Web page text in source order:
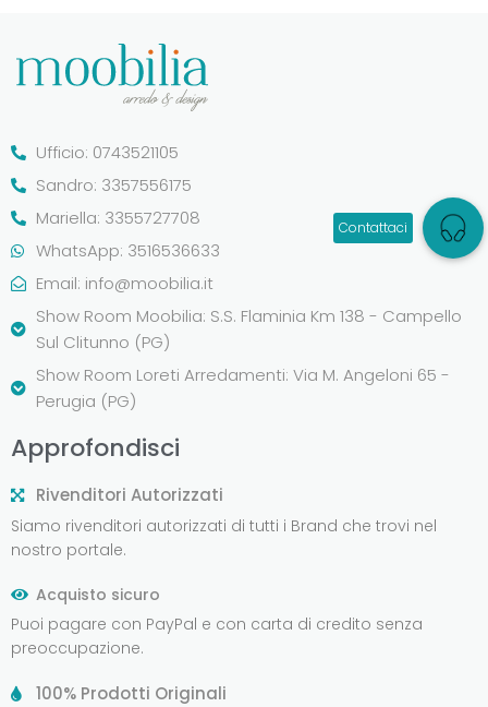
Ufficio: 0743521105
Sandro: 3357556175
Mariella: 3355727708
WhatsApp: 3516536633
Email: info@moobilia.it
Show Room Moobilia: S.S. Flaminia Km 138 - Campello
Sul Clitunno (PG)
Show Room Loreti Arredamenti: Via M. Angeloni 65 -
Perugia (PG)
Approfondisci
Rivenditori Autorizzati
Siamo rivenditori autorizzati di tutti i Brand che trovi nel
nostro portale.
Acquisto sicuro
Puoi pagare con PayPal e con carta di credito senza
preoccupazione.
100% Prodotti Originali